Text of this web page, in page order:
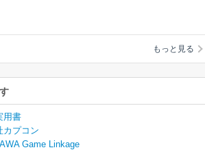
もっと見る
用書
カプコン
Game Linkage